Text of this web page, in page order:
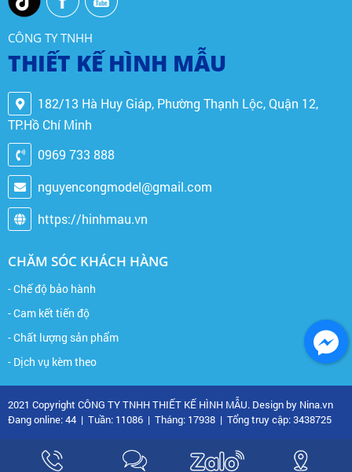
CÔNG TY TNHH
THIẾT KẾ HÌNH MẪU
182/13 Hà Huy Giáp, Phường Thạnh Lộc, Quận 12,
TP.Hồ Chí Minh
0969 733 888
nguyencongmodel@gmail.com
https://hinhmau.vn
CHĂM SÓC KHÁCH HÀNG
- Chế độ bảo hành
- Cam kết tiến độ
- Chất lượng sản phẩm
- Dịch vụ kèm theo
2021 Copyright CÔNG TY TNHH THIẾT KẾ HÌNH MẪU. Design by Nina.vn
Đang online: 44 | Tuần: 11086 | Tháng: 17938 | Tổng truy cập: 3438725